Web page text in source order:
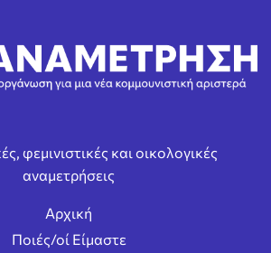
φεμινιστικές και οικολογικές
αναμετρήσεις
Αρχική
Ποιές/οί Είμαστε